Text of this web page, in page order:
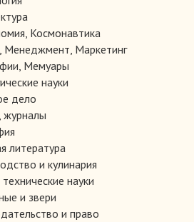
Космонавтика
Менеджмент, Маркетинг
Мемуары
науки
дело
журналы
литература
и кулинария
науки
и звери
и право